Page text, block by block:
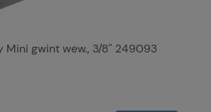
Mini gwint wew., 3/8" 249093